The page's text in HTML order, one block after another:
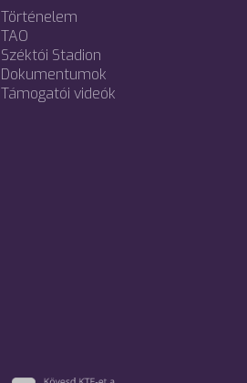
Történelem
TAO
Széktói Stadion
Dokumentumok
Támogatói videók